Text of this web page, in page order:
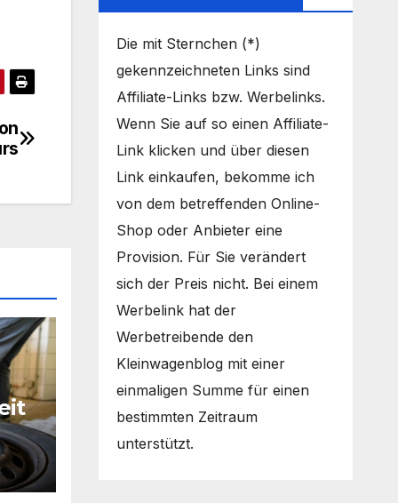
Die mit Sternchen (*)
gekennzeichneten Links sind
Affiliate-Links bzw. Werbelinks.
Wenn Sie auf so einen Affiliate-
Link klicken und über diesen
Link einkaufen, bekomme ich
von dem betreffenden Online-
Shop oder Anbieter eine
Provision. Für Sie verändert
sich der Preis nicht. Bei einem
Werbelink hat der
Werbetreibende den
Kleinwagenblog mit einer
einmaligen Summe für einen
bestimmten Zeitraum
unterstützt.